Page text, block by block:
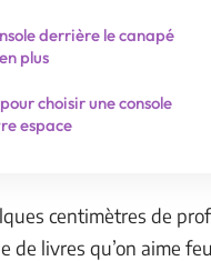
derrière le canapé
plus
choisir une console
espace
centimètres de
de livres qu’on aime